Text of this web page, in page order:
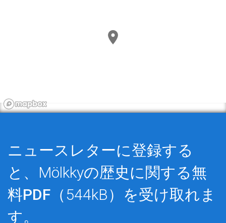
ニュースレターに登録する
と、Mölkkyの歴史に関する無
料PDF （544kB）を受け取れま
す。